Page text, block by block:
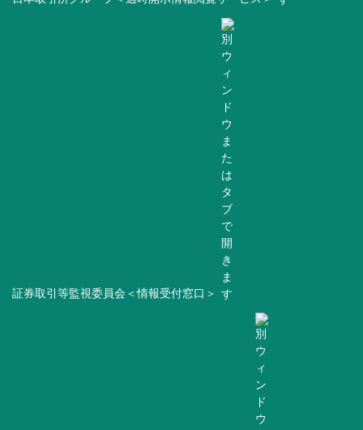
証券取引等監視委員会＜情報受付窓口＞